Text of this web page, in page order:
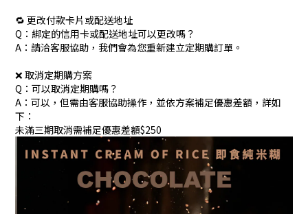
🔁 更改付款卡片或配送地址
Q：綁定的信用卡或配送地址可以更改嗎？
A：請洽客服協助，我們會為您重新建立定期購訂單。
❌ 取消定期購方案
Q：可以取消定期購嗎？
A：可以，但需由客服協助操作，並依方案補足優惠差額，詳如
下：
未滿三期取消需補足優惠差額$250